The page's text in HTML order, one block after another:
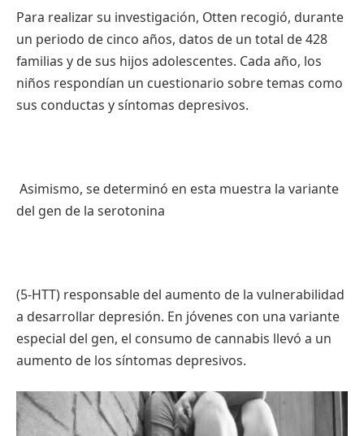
Para realizar su investigación, Otten recogió, durante
un periodo de cinco años, datos de un total de 428
familias y de sus hijos adolescentes. Cada año, los
niños respondían un cuestionario sobre temas como
sus conductas y síntomas depresivos.
Asimismo, se determinó en esta muestra la variante
del gen de la serotonina
(5-HTT) responsable del aumento de la vulnerabilidad
a desarrollar depresión. En jóvenes con una variante
especial del gen, el consumo de cannabis llevó a un
aumento de los síntomas depresivos.